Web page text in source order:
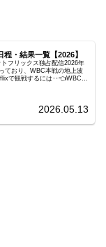
程・結果一覧【2026】
フリックス独占配信2026年
ており、WBC本戦の地上波
で観戦するには‥👈WBC日
プールCチャイニーズ・タイペ
2026.05.13